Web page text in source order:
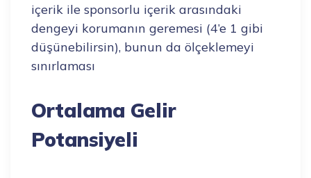
içerik ile sponsorlu içerik arasındaki
dengeyi korumanın geremesi (4’e 1 gibi
düşünebilirsin), bunun da ölçeklemeyi
sınırlaması
Ortalama Gelir
Potansiyeli